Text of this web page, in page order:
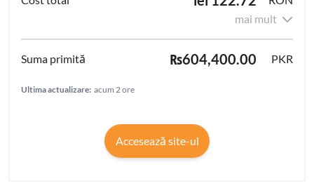
mai mult
₨604,400.00 PKR
Ultima actualizare: acum 2 ore
Accesează site-ul